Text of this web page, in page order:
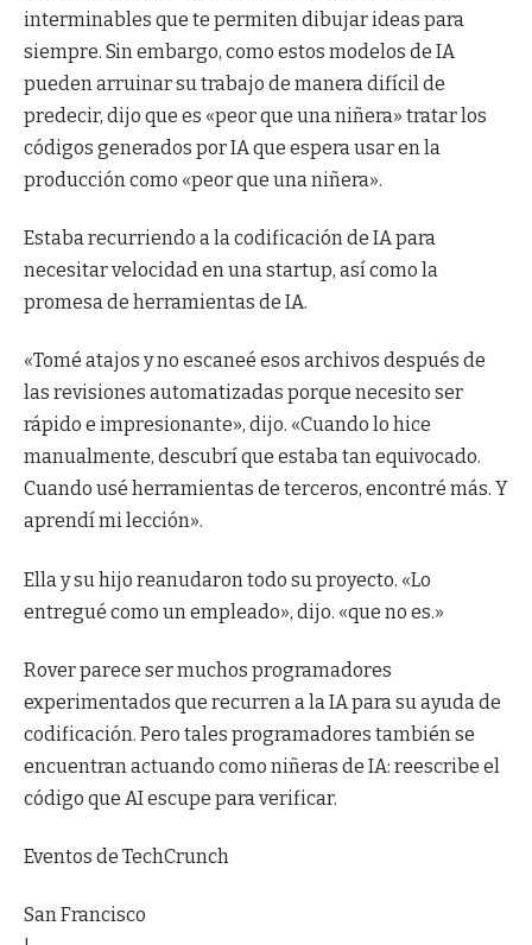
interminables que te permiten dibujar ideas para
siempre. Sin embargo, como estos modelos de IA
pueden arruinar su trabajo de manera difícil de
predecir, dijo que es «peor que una niñera» tratar los
códigos generados por IA que espera usar en la
producción como «peor que una niñera».
Estaba recurriendo a la codificación de IA para
necesitar velocidad en una startup, así como la
promesa de herramientas de IA.
«Tomé atajos y no escaneé esos archivos después de
las revisiones automatizadas porque necesito ser
rápido e impresionante», dijo. «Cuando lo hice
manualmente, descubrí que estaba tan equivocado.
Cuando usé herramientas de terceros, encontré más. Y
aprendí mi lección».
Ella y su hijo reanudaron todo su proyecto. «Lo
entregué como un empleado», dijo. «que no es.»
Rover parece ser muchos programadores
experimentados que recurren a la IA para su ayuda de
codificación. Pero tales programadores también se
encuentran actuando como niñeras de IA: reescribe el
código que AI escupe para verificar.
Eventos de TechCrunch
San Francisco